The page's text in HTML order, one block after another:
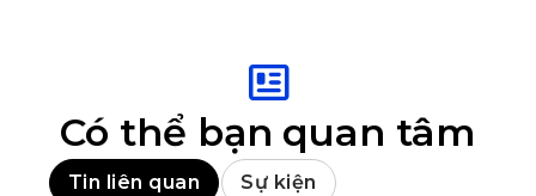
Có thể bạn quan tâm
Tin liên quan Sự kiện